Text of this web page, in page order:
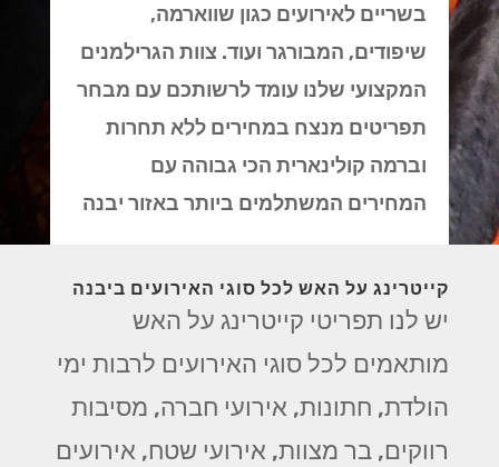
בשריים לאירועים כגון שווארמה,
שיפודים, המבורגר ועוד. צוות הגרילמנים
המקצועי שלנו עומד לרשותכם עם מבחר
תפריטים מנצח במחירים ללא תחרות
וברמה קולינארית הכי גבוהה עם
המחירים המשתלמים ביותר באזור יבנה
קייטרינג על האש לכל סוגי האירועים ביבנה
יש לנו תפריטי קייטרינג על האש
מותאמים לכל סוגי האירועים לרבות ימי
הולדת, חתונות, אירועי חברה, מסיבות
רווקים, בר מצוות, אירועי שטח, אירועים